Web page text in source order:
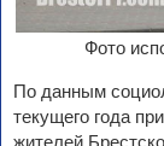
Фото
По данным
текущего года